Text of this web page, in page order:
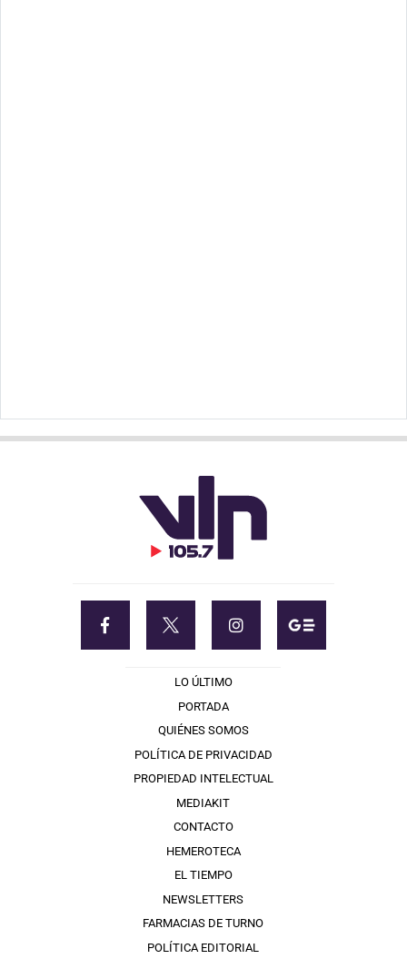
LO ÚLTIMO
PORTADA
QUIÉNES SOMOS
POLÍTICA DE PRIVACIDAD
PROPIEDAD INTELECTUAL
MEDIAKIT
CONTACTO
HEMEROTECA
EL TIEMPO
NEWSLETTERS
FARMACIAS DE TURNO
POLÍTICA EDITORIAL